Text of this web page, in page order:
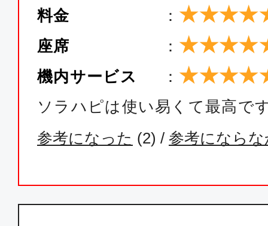
MM288
沖縄(那覇)
15:05
福岡
SKY508
沖縄(那覇)
19:20
福岡
料金 ：
座席 ：
機内サービス ：
ソラハピは使い易くて最高で
参考になった (2) / 参考になら